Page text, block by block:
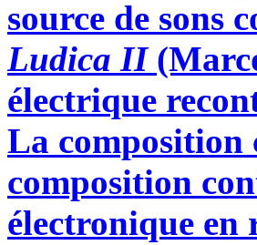
source de sons
Ludica II
électrique
La composition
composition
électronique en